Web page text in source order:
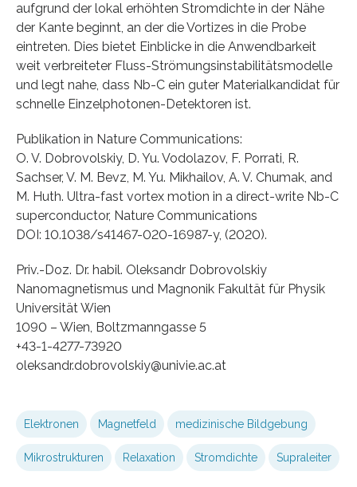
aufgrund der lokal erhöhten Stromdichte in der Nähe
der Kante beginnt, an der die Vortizes in die Probe
eintreten. Dies bietet Einblicke in die Anwendbarkeit
weit verbreiteter Fluss-Strömungsinstabilitätsmodelle
und legt nahe, dass Nb-C ein guter Materialkandidat für
schnelle Einzelphotonen-Detektoren ist.
Publikation in Nature Communications:
O. V. Dobrovolskiy, D. Yu. Vodolazov, F. Porrati, R.
Sachser, V. M. Bevz, M. Yu. Mikhailov, A. V. Chumak, and
M. Huth. Ultra-fast vortex motion in a direct-write Nb-C
superconductor, Nature Communications
DOI: 10.1038/s41467-020-16987-y, (2020).
Priv.-Doz. Dr. habil. Oleksandr Dobrovolskiy
Nanomagnetismus und Magnonik Fakultät für Physik
Universität Wien
1090 – Wien, Boltzmanngasse 5
+43-1-4277-73920
oleksandr.dobrovolskiy@univie.ac.at
Elektronen Magnetfeld medizinische Bildgebung
Mikrostrukturen Relaxation Stromdichte Supraleiter